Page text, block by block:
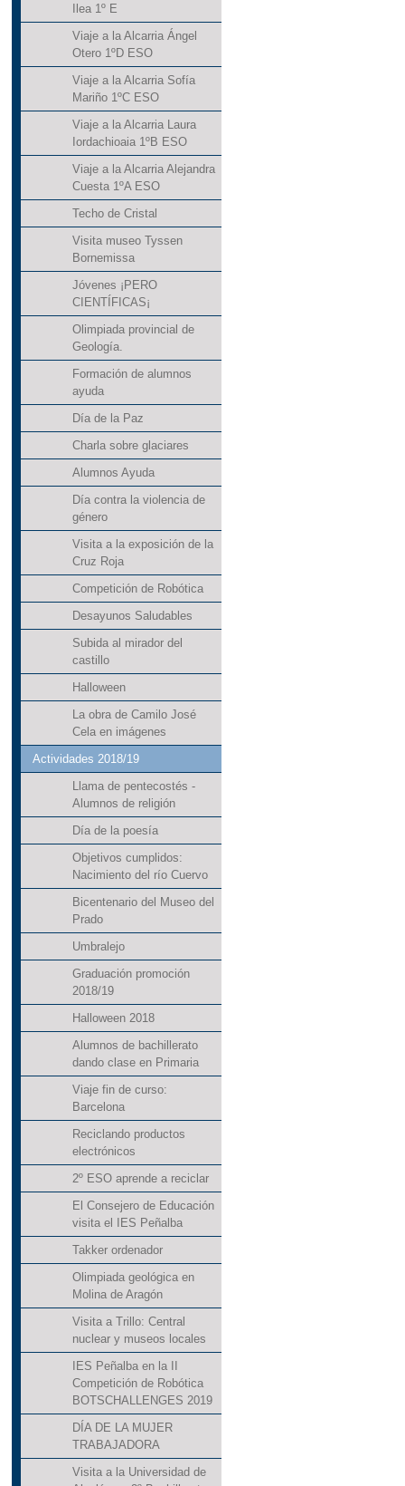
Ilea 1º E
Viaje a la Alcarria Ángel
Otero 1ºD ESO
Viaje a la Alcarria Sofía
Mariño 1ºC ESO
Viaje a la Alcarria Laura
Iordachioaia 1ºB ESO
Viaje a la Alcarria Alejandra
Cuesta 1ºA ESO
Techo de Cristal
Visita museo Tyssen
Bornemissa
Jóvenes ¡PERO
CIENTÍFICAS¡
Olimpiada provincial de
Geología.
Formación de alumnos
ayuda
Día de la Paz
Charla sobre glaciares
Alumnos Ayuda
Día contra la violencia de
género
Visita a la exposición de la
Cruz Roja
Competición de Robótica
Desayunos Saludables
Subida al mirador del
castillo
Halloween
La obra de Camilo José
Cela en imágenes
Actividades 2018/19
Llama de pentecostés -
Alumnos de religión
Día de la poesía
Objetivos cumplidos:
Nacimiento del río Cuervo
Bicentenario del Museo del
Prado
Umbralejo
Graduación promoción
2018/19
Halloween 2018
Alumnos de bachillerato
dando clase en Primaria
Viaje fin de curso:
Barcelona
Reciclando productos
electrónicos
2º ESO aprende a reciclar
El Consejero de Educación
visita el IES Peñalba
Takker ordenador
Olimpiada geológica en
Molina de Aragón
Visita a Trillo: Central
nuclear y museos locales
IES Peñalba en la II
Competición de Robótica
BOTSCHALLENGES 2019
DÍA DE LA MUJER
TRABAJADORA
Visita a la Universidad de